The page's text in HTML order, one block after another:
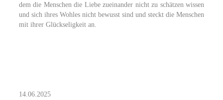
dem die Menschen die Liebe zueinander nicht zu schätzen wissen
und sich ihres Wohles nicht bewusst sind und steckt die Menschen
mit ihrer Glückseligkeit an.
14.06.2025